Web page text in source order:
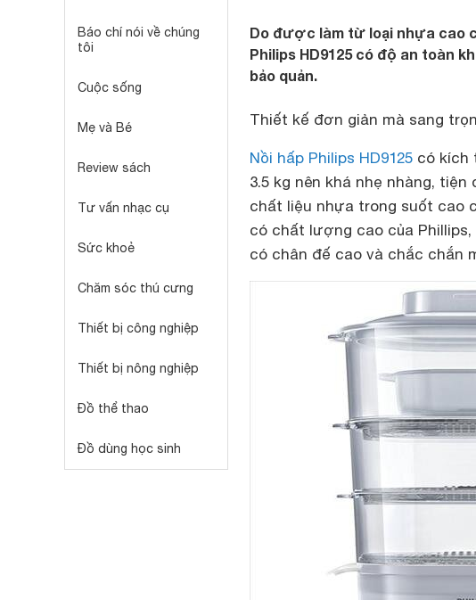
Báo chí nói về chúng
tôi
Cuộc sống
Mẹ và Bé
Review sách
Tư vấn nhạc cụ
Sức khoẻ
Chăm sóc thú cưng
Thiết bị công nghiệp
Thiết bị nông nghiệp
Đồ thể thao
Đồ dùng học sinh
Do được làm từ loại nhựa cao
Philips HD9125 có độ an toàn
bảo quản.
Thiết kế đơn giản mà sang
Nồi hấp Philips HD9125 có kích
3.5 kg nên khá nhẹ nhàng,
chất liệu nhựa trong suốt cao
có chất lượng cao của
có chân đế cao và chắc chắn